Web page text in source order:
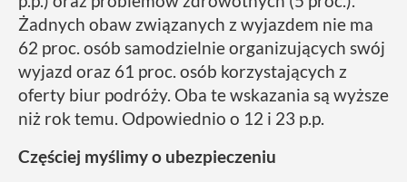
Żadnych obaw związanych z wyjazdem nie ma
62 proc. osób samodzielnie organizujących swój
wyjazd oraz 61 proc. osób korzystających z
oferty biur podróży. Oba te wskazania są wyższe
niż rok temu. Odpowiednio o 12 i 23 p.p.
Częściej myślimy o ubezpieczeniu